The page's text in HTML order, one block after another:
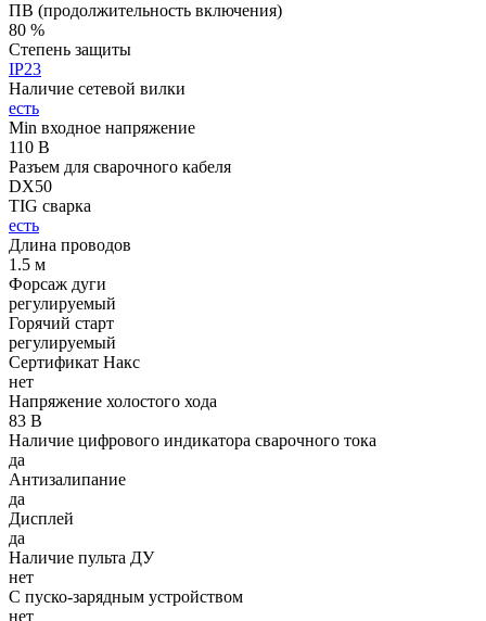
ПВ (продолжительность включения)
80 %
Степень защиты
IP23
Наличие сетевой вилки
есть
Min входное напряжение
110 В
Разъем для сварочного кабеля
DX50
TIG сварка
есть
Длина проводов
1.5 м
Форсаж дуги
регулируемый
Горячий старт
регулируемый
Сертификат Накс
нет
Напряжение холостого хода
83 В
Наличие цифрового индикатора сварочного тока
да
Антизалипание
да
Дисплей
да
Наличие пульта ДУ
нет
С пуско-зарядным устройством
нет